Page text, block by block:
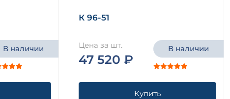
В наличии
К 96-51
Цена за шт.
47 520 ₽
В наличии
Купить